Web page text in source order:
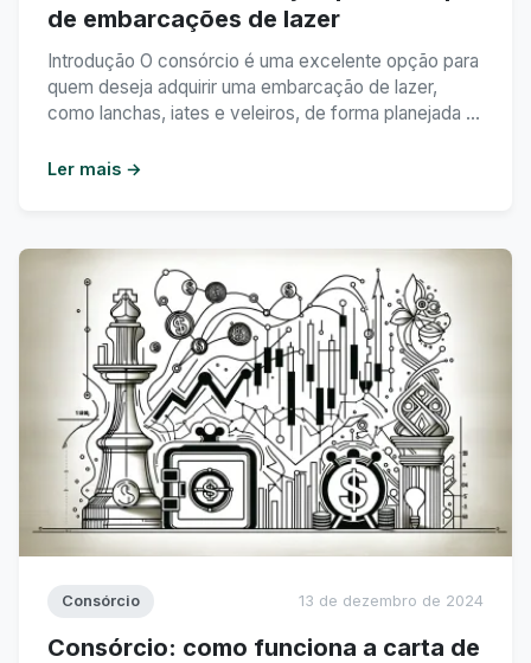
de embarcações de lazer
Introdução O consórcio é uma excelente opção para
quem deseja adquirir uma embarcação de lazer,
como lanchas, iates e veleiros, de forma planejada e
consórcio pode ser uma solução viável para a
consórcio para compra ...
Ler mais →
Consórcio 13 de dezembro de 2024
Consórcio: como funciona a carta de